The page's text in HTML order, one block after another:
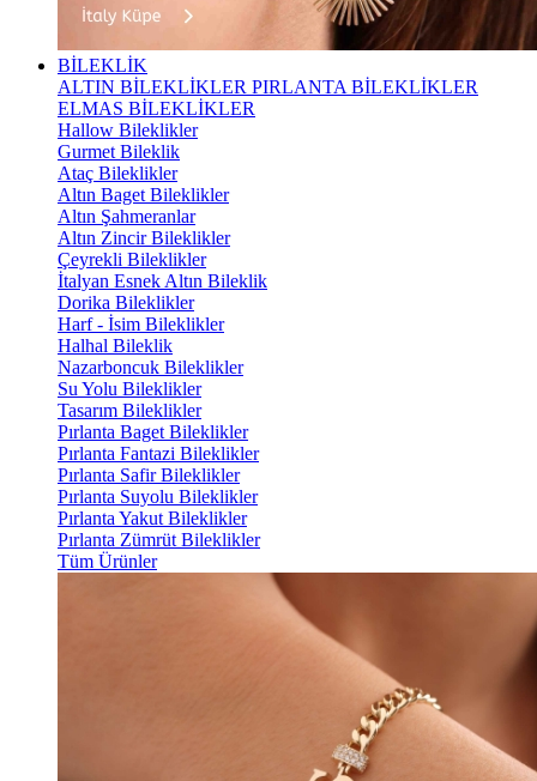
BİLEKLİK
ALTIN BİLEKLİKLER PIRLANTA BİLEKLİKLER
ELMAS BİLEKLİKLER
Hallow Bileklikler
Gurmet Bileklik
Ataç Bileklikler
Altın Baget Bileklikler
Altın Şahmeranlar
Altın Zincir Bileklikler
Çeyrekli Bileklikler
İtalyan Esnek Altın Bileklik
Dorika Bileklikler
Harf - İsim Bileklikler
Halhal Bileklik
Nazarboncuk Bileklikler
Su Yolu Bileklikler
Tasarım Bileklikler
Pırlanta Baget Bileklikler
Pırlanta Fantazi Bileklikler
Pırlanta Safir Bileklikler
Pırlanta Suyolu Bileklikler
Pırlanta Yakut Bileklikler
Pırlanta Zümrüt Bileklikler
Tüm Ürünler